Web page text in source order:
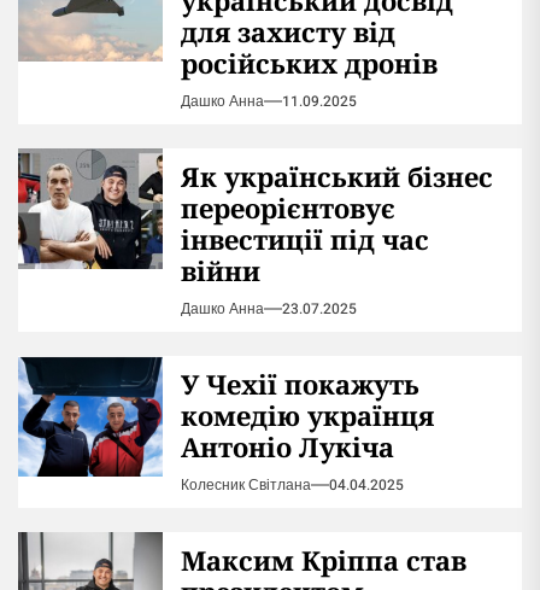
для захисту від
російських дронів
Дашко Анна 11.09.2025
Як український бізнес
переорієнтовує
інвестиції під час
війни
Дашко Анна 23.07.2025
У Чехії покажуть
комедію українця
Антоніо Лукіча
Колесник Світлана 04.04.2025
Максим Кріппа став